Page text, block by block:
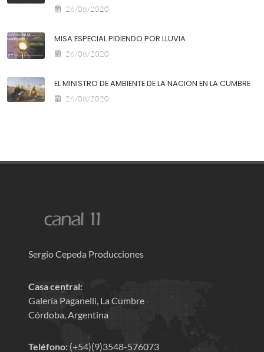
26/08/2020
MISA ESPECIAL PIDIENDO POR LLUVIA
26/08/2020
EL MINISTRO DE AMBIENTE DE LA NACION EN LA CUMBRE
26/08/2020
Sergio Cepeda Producciones
Casa central:
Galería Paganelli, La Cumbre
Córdoba, Argentina
Teléfono: (+54)(9)3548-576073